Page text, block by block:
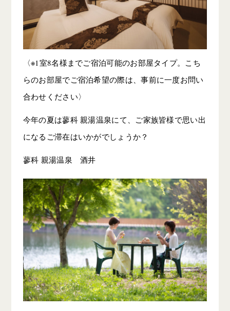
〈※1室8名様までご宿泊可能のお部屋タイプ。こち
らのお部屋でご宿泊希望の際は、事前に一度お問い
合わせください〉
今年の夏は蓼科 親湯温泉にて、ご家族皆様で思い出
になるご滞在はいかがでしょうか？
蓼科 親湯温泉 酒井